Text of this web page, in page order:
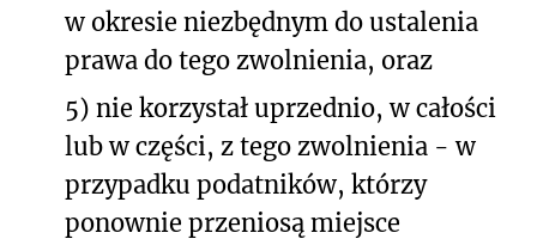
w okresie niezbędnym do ustalenia
prawa do tego zwolnienia, oraz
5) nie korzystał uprzednio, w całości
lub w części, z tego zwolnienia - w
przypadku podatników, którzy
ponownie przeniosą miejsce